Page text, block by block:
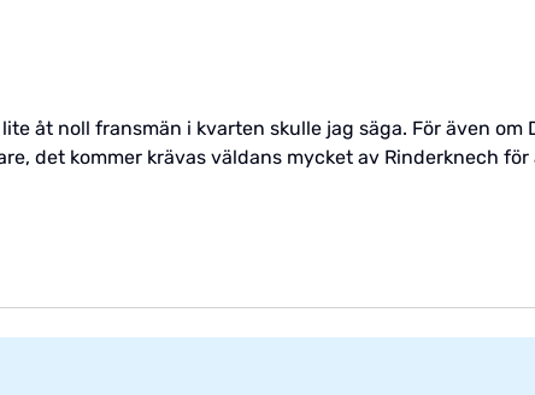
åt noll fransmän i kvarten skulle jag säga. För även om
det kommer krävas väldans mycket av Rinderknech